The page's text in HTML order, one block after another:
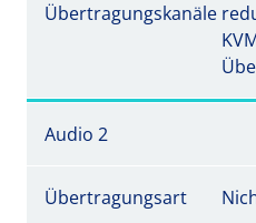
Übertragungskanäle
Audio 2
Übertragungsart